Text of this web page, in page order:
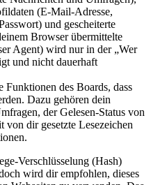
(E-Mail-Adresse,
und gescheiterte
Browser übermittelte
Agent) wird nur in der „Wer
und nicht dauerhaft
Funktionen des Boards, dass
Dazu gehören dein
der Gelesen-Status von
von dir gesetzte Lesezeichen
Verschlüsselung (Hash)
wird dir empfohlen, dieses